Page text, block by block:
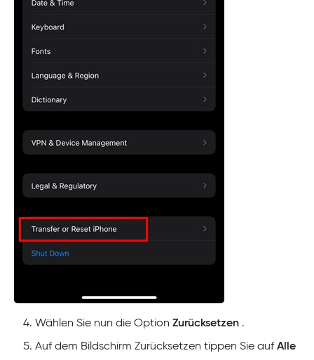
Wählen Sie nun die Option Zurücksetzen .
Auf dem Bildschirm Zurücksetzen tippen Sie aufAlle